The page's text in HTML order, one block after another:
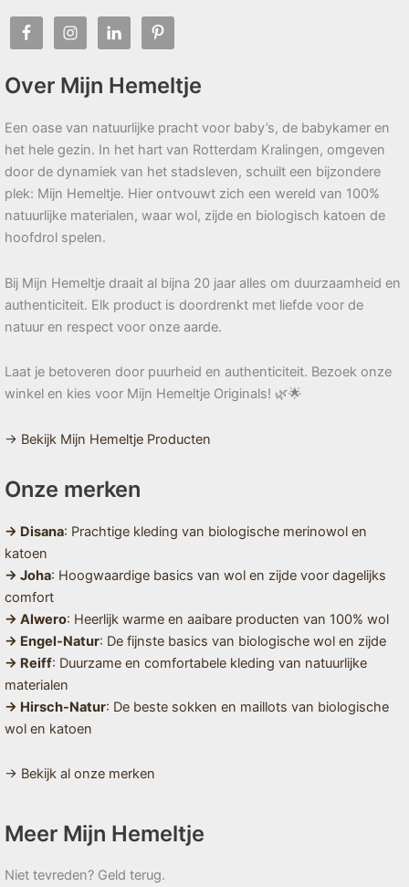
Over Mijn Hemeltje
Een oase van natuurlijke pracht voor baby’s, de babykamer en
het hele gezin. In het hart van Rotterdam Kralingen, omgeven
door de dynamiek van het stadsleven, schuilt een bijzondere
plek: Mijn Hemeltje. Hier ontvouwt zich een wereld van 100%
natuurlijke materialen, waar wol, zijde en biologisch katoen de
hoofdrol spelen.
Bij Mijn Hemeltje draait al bijna 20 jaar alles om duurzaamheid en
authenticiteit. Elk product is doordrenkt met liefde voor de
natuur en respect voor onze aarde.
Laat je betoveren door puurheid en authenticiteit. Bezoek onze
winkel en kies voor Mijn Hemeltje Originals! 🌿🌟
→ Bekijk Mijn Hemeltje Producten
Onze merken
→ Disana: Prachtige kleding van biologische merinowol en
katoen
→ Joha: Hoogwaardige basics van wol en zijde voor dagelijks
comfort
→ Alwero: Heerlijk warme en aaibare producten van 100% wol
→ Engel-Natur: De fijnste basics van biologische wol en zijde
→ Reiff: Duurzame en comfortabele kleding van natuurlijke
materialen
→ Hirsch-Natur: De beste sokken en maillots van biologische
wol en katoen
→ Bekijk al onze merken
Meer Mijn Hemeltje
Niet tevreden? Geld terug.